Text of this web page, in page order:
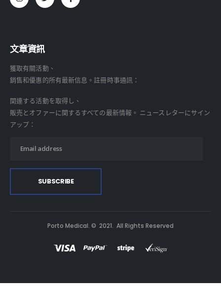
文章資訊
獲取有關活動、
銷售和優惠的所有最新信息。註冊時事通訊：
関連する活動を取得し、
販売とオファーに関するすべての最新情報。 ニュースレターにサイン
アップ：
Porto Medical. © 2021. All Rights Reserved